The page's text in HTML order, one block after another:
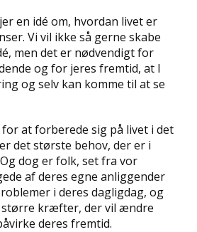
en idé om, hvordan livet er
Vi vil ikke så gerne skabe
men det er nødvendigt for
og for jeres fremtid, at I
og selv kan komme til at se
at forberede sig på livet i det
det største behov, der er i
dog er folk, set fra vor
af deres egne anliggender
i deres dagligdag, og
større kræfter, der vil ændre
deres fremtid.